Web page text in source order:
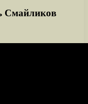
Смайликов